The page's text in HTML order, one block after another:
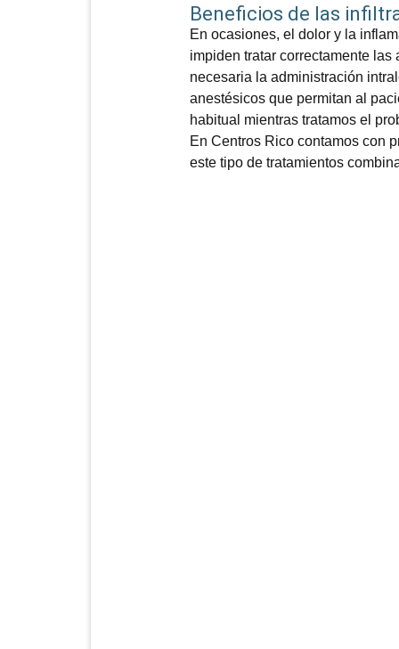
Beneficios de las
En ocasiones, el dolor y la
impiden tratar correctamente las
necesaria la administración
anestésicos que permitan al
habitual mientras tratamos el
En Centros Rico contamos con
este tipo de tratamientos